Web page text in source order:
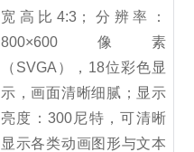
宽高比4:3；分辨率：
800×600像素
（SVGA），18位彩色显
示，画面清晰细腻；显示
亮度：300尼特，可清晰
显示各类动画图形与文本